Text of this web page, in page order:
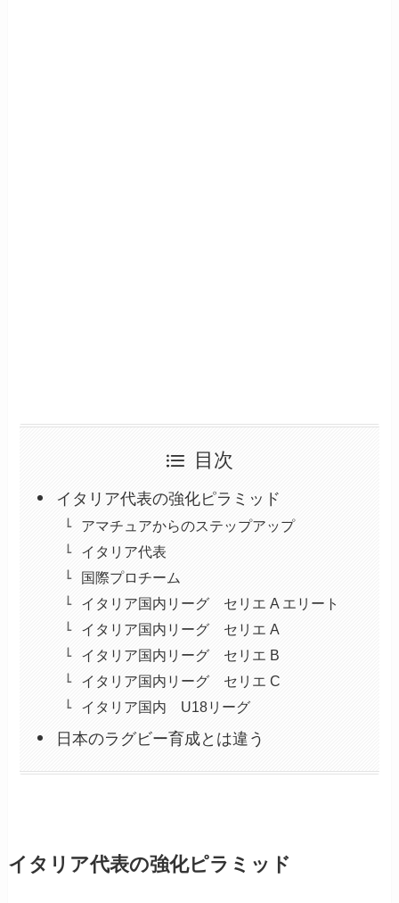
目次
イタリア代表の強化ピラミッド
アマチュアからのステップアップ
イタリア代表
国際プロチーム
イタリア国内リーグ セリエ A エリート
イタリア国内リーグ セリエ A
イタリア国内リーグ セリエ B
イタリア国内リーグ セリエ C
イタリア国内 U18リーグ
日本のラグビー育成とは違う
イタリア代表の強化ピラミッド